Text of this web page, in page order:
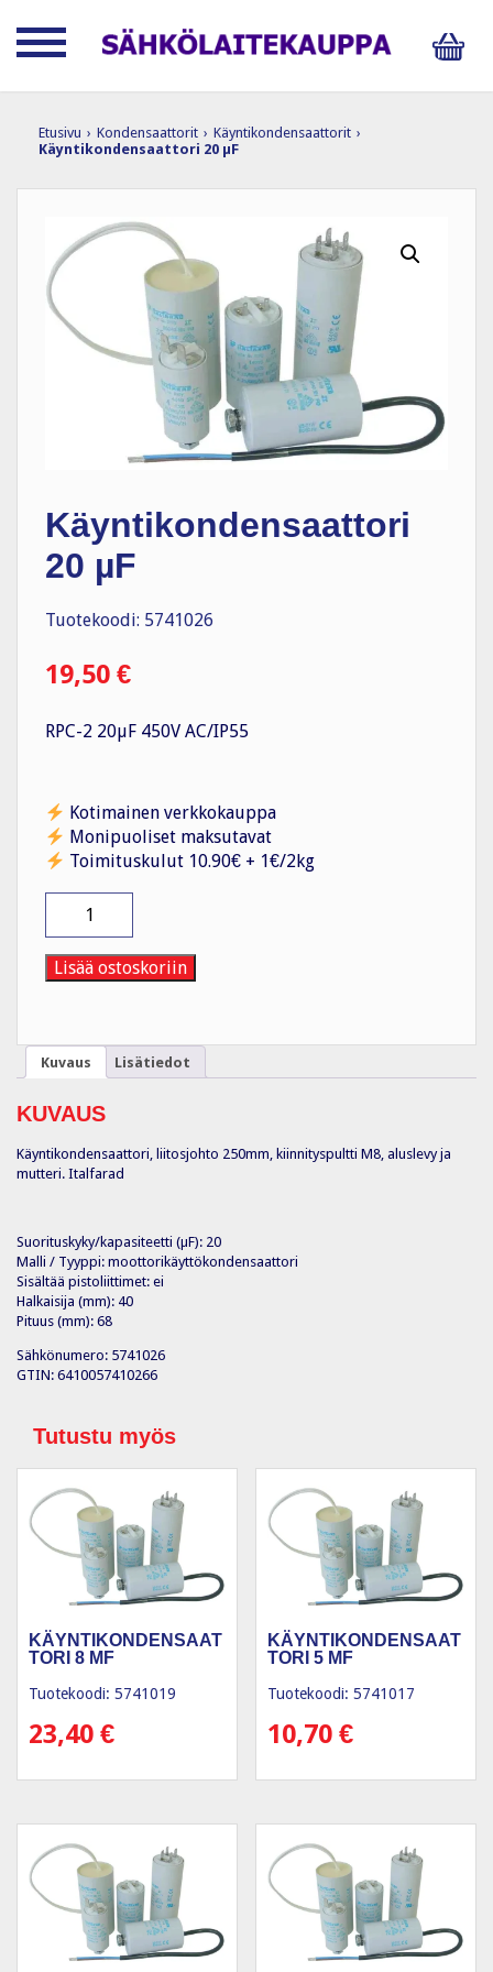
Etusivu › Kondensaattorit › Käyntikondensaattorit ›
Käyntikondensaattori 20 µF
Käyntikondensaattori
20 µF
Tuotekoodi: 5741026
19,50 €
RPC-2 20µF 450V AC/IP55
Kotimainen verkkokauppa
Monipuoliset maksutavat
Toimituskulut 10.90€ + 1€/2kg
µF
määrä
Lisää ostoskoriin
Kuvaus Lisätiedot
KUVAUS
Käyntikondensaattori, liitosjohto 250mm, kiinnityspultti M8, aluslevy ja
mutteri. Italfarad
Suorituskyky/kapasiteetti (µF): 20
Malli / Tyyppi: moottorikäyttökondensaattori
Sisältää pistoliittimet: ei
Halkaisija (mm): 40
Pituus (mm): 68
Sähkönumero: 5741026
GTIN: 6410057410266
Tutustu myös
KÄYNTIKONDENSAAT
TORI 8 ΜF
Tuotekoodi: 5741019
23,40 €
KÄYNTIKONDENSAAT
TORI 5 ΜF
Tuotekoodi: 5741017
10,70€